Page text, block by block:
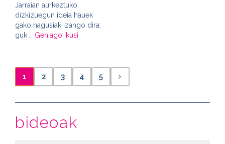
Jarraian aurkeztuko
dizkizuegun ideia hauek
gako nagusiak izango dira;
guk … Gehiago ikusi
1 2 3 4 5
bideoak